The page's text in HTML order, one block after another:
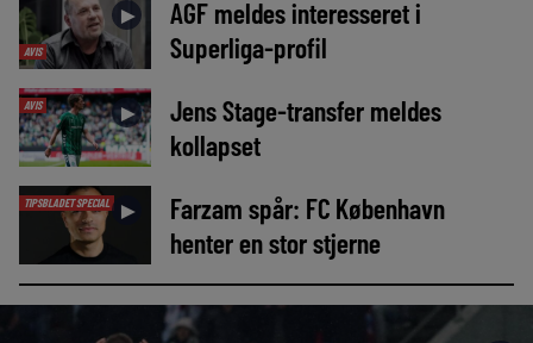
AVIS
►
AGF meldes interesseret i
Superliga-profil
AVIS ►
Jens Stage-transfer meldes
kollapset
TIPSBLADET SPECIAL ►
Farzam spår: FC København
henter en stor stjerne